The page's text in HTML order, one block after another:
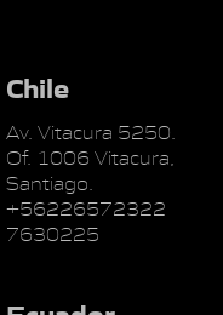
Chile
Av. Vitacura 5250.
Of. 1006 Vitacura,
Santiago.
+56226572322
7630225